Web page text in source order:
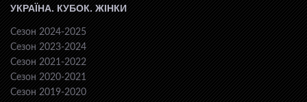
УКРАЇНА. КУБОК. ЖІНКИ
Сезон 2024-2025
Сезон 2023-2024
Сезон 2021-2022
Сезон 2020-2021
Сезон 2019-2020